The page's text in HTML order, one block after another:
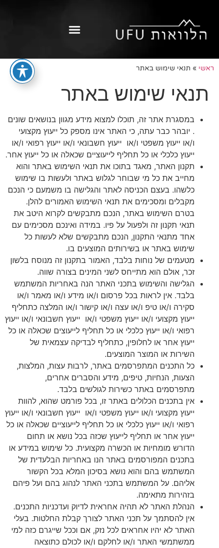
ראשי » תנאי שימוש באתר
תנאי שימוש באתר
במסגרת אתר זה, תוכלו למצוא מידע מגוון בנושאים שונים
. יובהר כבר עתה, כי האתר אינו מספק כל ייעוץ מקצועי
ו/או ייעוץ משפטי ו/או ייעוץ חשבונאי ו/או ייעוץ רפואי ו/או
ייעוץ כלכלי או כל תחליף לייעוציים שכאלה או כל ייעוץ אחר.
תקנון האתר, מאגד בתוכו את תנאי השימוש באתר והוא
מחייב את כל מי שבוחר לגלוש באתר ולעשות בו שימוש
כלשהו. בעצם הכניסה לאתר והגלישה בו משמעם כי הנכם
מקבלים ומסכימים את תנאי השימוש האמורים להלן.
בטרם השימוש באתר, הנכם מתבקשים לקרוא היטב את
תנאי תקנון זה ולפעול על פיו. במידה ואינכם מסכימים עם
אחד מתנאי התקנון, הנכם מתבקשים שלא לעשות כל
שימוש באתר או בשירותים המוצעים בו.
מטעמים של נוחות בלבד, האמור בתקנון זה מנוסח בלשון
זכר, אולם הוא מתייחס לשני המינים בצורה שווה.
הגלישה והשימוש בתכני האתר הנה באחריות המשתמש
בלבד. אין לראות בכל פרסום ו/או מידע ו/או מאמר ו/או
סקירה ו/או טיפ ו/או עצה ו/או קישור ו/או המלצה כתחליף
ייעוץ מקצועי ו/או ייעוץ משפטי ו/או ייעוץ חשבונאי ו/או ייעוץ
רפואי ו/או ייעוץ כלכלי או כל תחליף לייעוצים שכאלה או כל
ייעוץ אחר או לחלופין, כתחליף לבדיקה עצמאית של
השירות או המוצר המוצעים.
כל התכנים המתפרסמים באתר, לרבות עצות, המלצות,
הצעות, הנחיות, טיפים, מידע והסברים אחרים,
מתפרסמים באתר כשירות לגולשים בלבד.
אין בתכנים הכלולים באתר זו, בכל פורמט שהוא, להוות
ייעוץ מקצועי ו/או ייעוץ משפטי ו/או ייעוץ חשבונאי ו/או ייעוץ
רפואי ו/או ייעוץ כלכלי או כל תחליף לייעוציים שכאלה או כל
ייעוץ אחר או תחליף לייעוץ שכזה בכל נושא או תחום
הדורש מומחיות או הכשרה מקצועית. כל שימוש במידע או
בתכנים המפורסמים באתר הנו באחריות הבלעדית של
המשתמש בהם והוא נושא בסיכון המלא בכל הקשור
אליהם. על המשתמש בתכני האתר לנהוג בהם ועל פיהם
בזהירות מתאימה.
הנהלת האתר לא תהיה אחראית לדיוק ועדכניות התכנים.
אין להסתמך על תכני האתר לצורך קבלת החלטות. בעלי
האתר לא יהיו אחראים לכל נזק, אם וככל שייגרם כזה למי
ממשתמשי האתר ו/או לחלקם ו/או לכולם כתוצאה